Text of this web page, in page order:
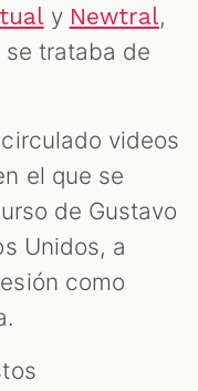
y Newtral,
se trataba de
videos
el que se
de Gustavo
Unidos, a
como